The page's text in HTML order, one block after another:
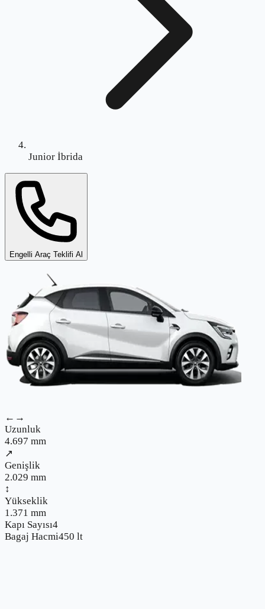
Junior İbrida
Engelli Araç Teklifi Al
←→
Uzunluk
4.697 mm
↗
Genişlik
2.029 mm
↕
Yükseklik
1.371 mm
Kapı Sayısı4
Bagaj Hacmi450 lt